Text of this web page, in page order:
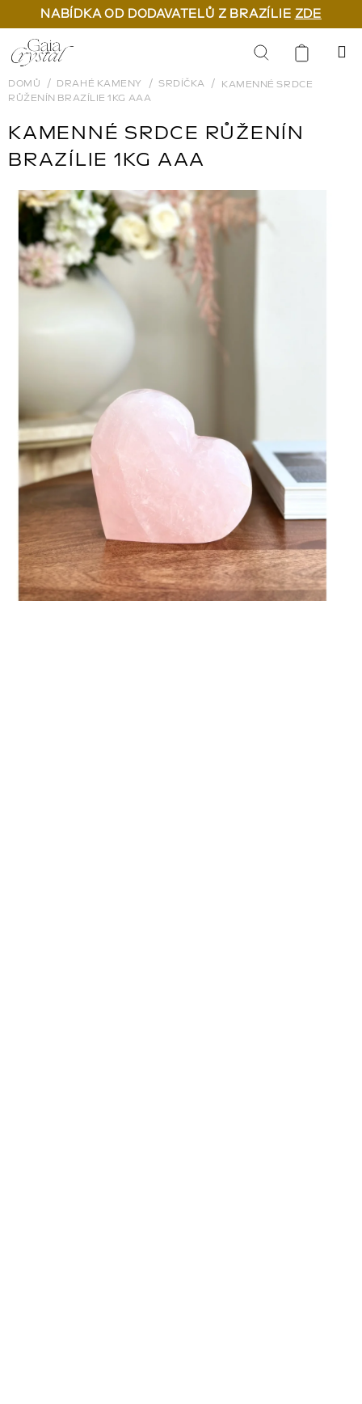
NABÍDKA OD DODAVATELŮ Z BRAZÍLIE ZDE
Přejít
na
obsah
Hledat
DOMŮ DRAHÉ KAMENY SRDÍČKA
KAMENNÉ SRDCE
RŮŽENÍN BRAZÍLIE 1KG AAA
KAMENNÉ SRDCE RŮŽENÍN
BRAZÍLIE 1KG AAA